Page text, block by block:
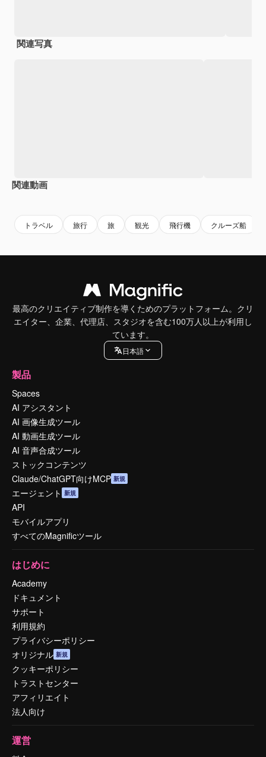
関連写真
関連動画
トラベル 旅行 旅 観光 飛行機 クルーズ船
最高のクリエイティブ制作を導くためのプラットフォーム。クリ
エイター、企業、代理店、スタジオを含む100万人以上が利用し
ています。
日本語
製品
Spaces
AI アシスタント
AI 画像生成ツール
AI 動画生成ツール
AI 音声合成ツール
ストックコンテンツ
Claude/ChatGPT向けMCP 新規
エージェント 新規
API
モバイルアプリ
すべてのMagnificツール
はじめに
Academy
ドキュメント
サポート
利用規約
プライバシーポリシー
オリジナル 新規
クッキーポリシー
トラストセンター
アフィリエイト
法人向け
運営